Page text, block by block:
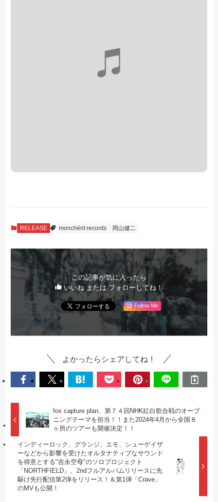
RELEASE monchént records 岡山健二
この記事が気に入ったら
いいね または フォローしてね！
Follow Me
よかったらシェアしてね！
fox capture plan、第７４回NHK紅白歌合戦のオープ
ニングテーマを担当！！また2024年4月から全国８
ヶ所のツアーも開催決定！！
インディーロック、グランジ、エモ、シューゲイザ
ーなどから影響を受けたオルタナティブなサウンド
を得意とする"吉永空母"のソロプロジェクト
「NORTHFIELD」。2ndフルアルバムリリースに先
駆け先行配信第2弾をリリース！＆第1弾「Crave」
のMVも公開！